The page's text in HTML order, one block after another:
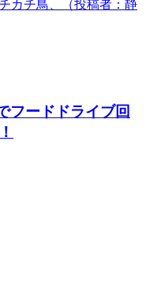
カチ鳥、（投稿者：静
フードドライブ回